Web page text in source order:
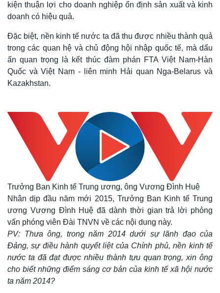
kiện thuận lợi cho doanh nghiệp ổn định sản xuất và kinh
doanh có hiệu quả.
Đặc biệt, nền kinh tế nước ta đã thu được nhiều thành quả
trong các quan hệ và chủ động hội nhập quốc tế, mà dấu
ấn quan trọng là kết thúc đàm phán FTA Việt Nam-Hàn
Quốc và Việt Nam - liên minh Hải quan Nga-Belarus và
Kazakhstan.
Trưởng Ban Kinh tế Trung ương, ông Vương Đình Huệ
Nhân dịp đầu năm mới 2015, Trưởng Ban Kinh tế Trung
ương Vương Đình Huệ đã dành thời gian trả lời phỏng
vấn phóng viên Đài TNVN về các nội dung này.
PV: Thưa ông, trong năm 2014 dưới sự lãnh đạo của
Đảng, sự điều hành quyết liệt của Chính phủ, nền kinh tế
nước ta đã đạt được nhiều thành tựu quan trọng, xin ông
cho biết những điểm sáng cơ bản của kinh tế xã hội nước
ta năm 2014?